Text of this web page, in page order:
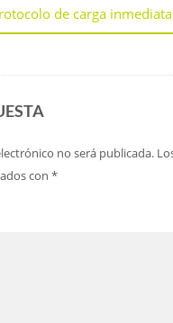
de carga
no será publicada.
con *